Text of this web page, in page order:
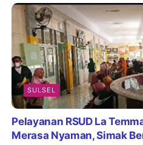
SULSEL
Pelayanan RSUD La
Merasa Nyaman, Simak